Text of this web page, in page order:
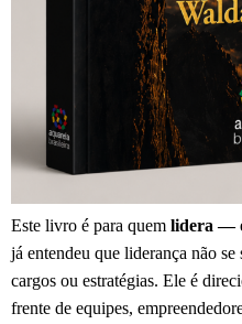
Este livro é para quem lidera —
já entendeu que liderança não se
cargos ou estratégias. Ele é
frente de equipes,